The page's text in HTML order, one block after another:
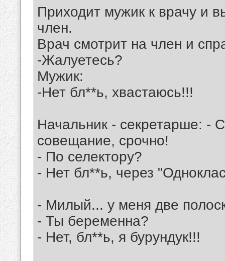
Приходит мужик к врачу и
член.
Врач смотрит на член и
-Жалуетесь?
Мужик:
-Нет бл**ь, хвастаюсь!!!
Начальник - секретарше: -
совещание, срочно!
- По селектору?
- Нет бл**ь, через
- Милый... у меня две
- Ты беременна?
- Нет, бл**ь, я бурундук!!!